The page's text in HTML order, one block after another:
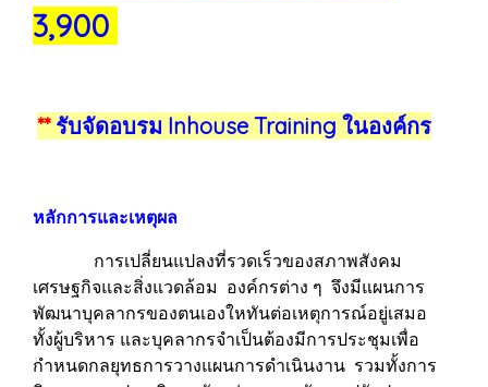
3,900
**รับจัดอบรม Inhouse Training ในองค์กร
หลักการและเหตุผล
การเปลี่ยนแปลงที่รวดเร็วของสภาพสังคม
เศรษฐกิจและสิ่งแวดล้อม องค์กรต่าง ๆ จึงมีแผนการ
พัฒนาบุคลากรของตนเองใหทันต่อเหตุการณ์อยู่เสมอ
ทั้งผู้บริหาร และบุคลากรจำเป็นต้องมีการประชุมเพื่อ
กำหนดกลยุทธการวางแผนการดำเนินงาน รวมทั้งการ